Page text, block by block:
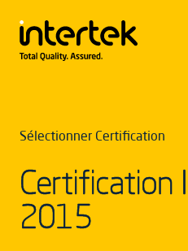
Sélectionner Certification
Certification
2015